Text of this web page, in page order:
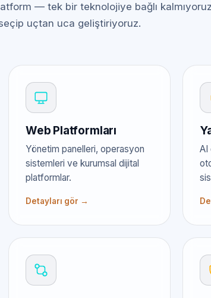
— tek bir teknolojiye bağlı
uçtan uca geliştiriyoruz.
Web Platformları
Yönetim panelleri, operasyon
sistemleri ve kurumsal dijital
platformlar.
Detayları gör →
AI